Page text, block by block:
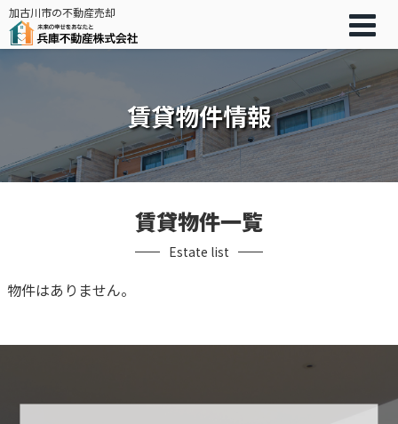
加古川市の不動産売却
賃貸物件情報
賃貸物件一覧
Estate list
物件はありません。